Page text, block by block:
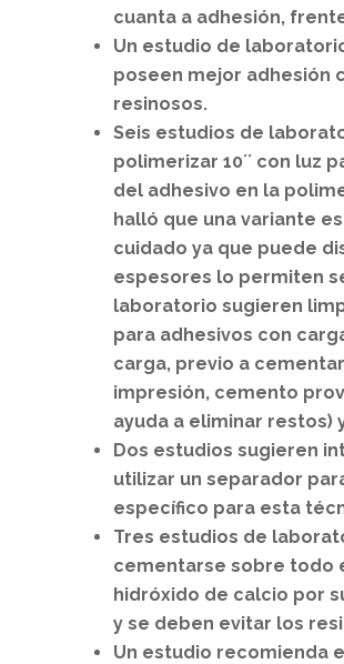
cuanta a adhesión,
Un estudio de
poseen mejor adhesión
resinosos.
Seis estudios de
polimerizar 10´´ con luz
del adhesivo en la
halló que una variante
cuidado ya que puede
espesores lo permiten
laboratorio sugieren
para adhesivos con
carga, previo a
impresión, cemento
ayuda a eliminar restos)
Dos estudios sugieren
utilizar un separador
específico para esta
Tres estudios de
cementarse sobre todo
hidróxido de calcio por
y se deben evitar los
Un estudio recomienda